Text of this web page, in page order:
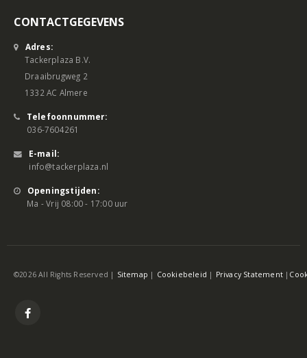
CONTACTGEGEVENS
Adres:
Tackerplaza B.V.
Draaibrugweg 2
1332 AC Almere
Telefoonnummer:
036-7604261
E-mail:
info@tackerplaza.nl
Openingstijden:
Ma - Vrij 08:00 - 17:00 uur
©2026 All Rights Reserved | Sitemap | Cookiebeleid | Privacy Statement |